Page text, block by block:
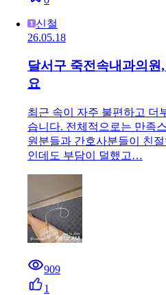
신철
26.05.18
달서구 죽전속내과의원
요
최근 속이 자주 불편하고 더
습니다. 전체적으로는 만족
원분들과 간호사분들이 친
인데도 부담이 덜했고…
909
1